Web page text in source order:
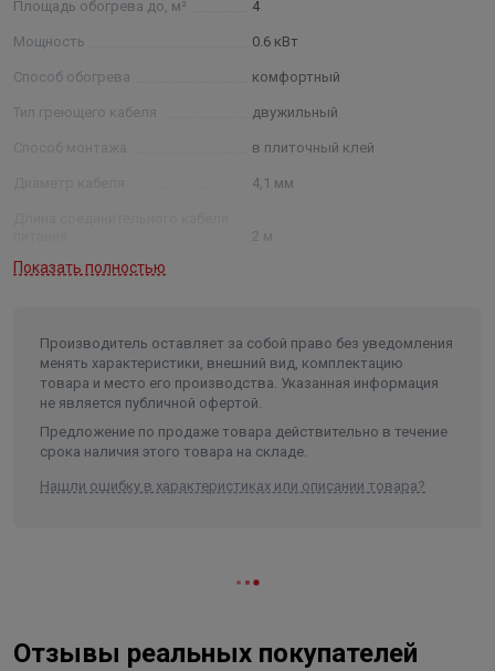
Площадь обогрева до, м² 4
Мощность 0.6 кВт
Способ обогрева комфортный
Тип греющего кабеля двужильный
в плиточный клей
4,1 мм
2 м
Показать полностью
Производитель оставляет за собой право без уведомления
менять характеристики, внешний вид, комплектацию
товара и место его производства. Указанная информация
не является публичной офертой.
Предложение по продаже товара действительно в течение
срока наличия этого товара на складе.
Нашли ошибку в характеристиках или описании товара?
Отзывы реальных покупателей